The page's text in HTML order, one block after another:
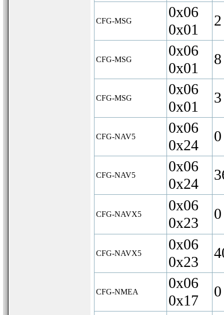
CFG-MSG
0x06
0x01
2
CFG-MSG
0x06
0x01
8
CFG-MSG
0x06
0x01
3
CFG-NAV5
0x06
0x24
0
CFG-NAV5
0x06
0x24
CFG-NAVX5
0x06
0x23
0
CFG-NAVX5
0x06
0x23
CFG-NMEA
0x06
0x17
0